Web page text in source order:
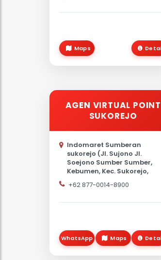
Maps
AGEN VIRTUAL POINT
SUKOREJO
Indomaret Sumberan
sukorejo (Jl. Sujono Jl.
Soejono Sumber Sumber,
Kebumen, Kec. Sukorejo,
Tengah)
+62 877-0014-8900
WhatsApp Maps